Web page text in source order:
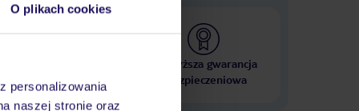
O plikach cookies
personalizowania
naszej stronie oraz
krajach
Najwyższa gwarancja
ubezpieczeniowa